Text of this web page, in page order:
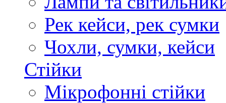
Рек кейси, рек сумки
Чохли, сумки, кейси
Стійки
Мікрофонні стійки